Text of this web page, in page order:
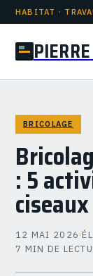
HABITAT ·
PIERRE
BRICOLAGE
: 5
12 MAI 2026·
7 MIN DE